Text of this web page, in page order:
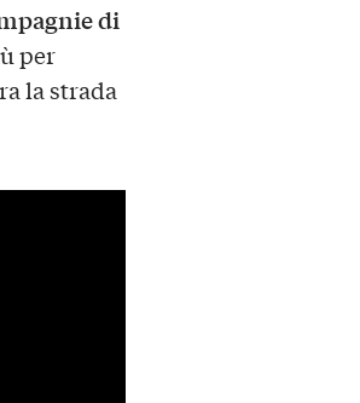
di
per
la strada